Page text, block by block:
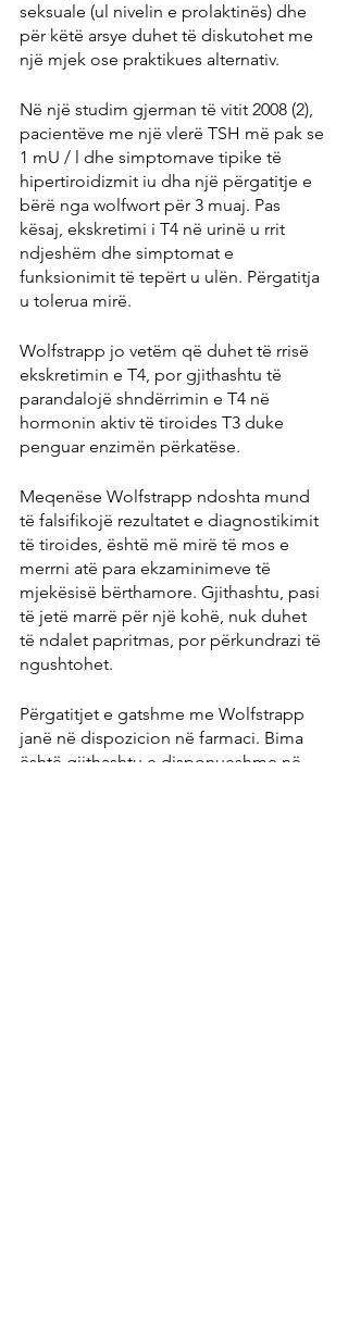
seksuale (ul nivelin e prolaktinës) dhe
për këtë arsye duhet të diskutohet me
një mjek ose praktikues alternativ.
Në një studim gjerman të vitit 2008 (2),
pacientëve me një vlerë TSH më pak se
1 mU / l dhe simptomave tipike të
hipertiroidizmit iu dha një përgatitje e
bërë nga wolfwort për 3 muaj. Pas
kësaj, ekskretimi i T4 në urinë u rrit
ndjeshëm dhe simptomat e
funksionimit të tepërt u ulën. Përgatitja
u tolerua mirë.
Wolfstrapp jo vetëm që duhet të rrisë
ekskretimin e T4, por gjithashtu të
parandalojë shndërrimin e T4 në
hormonin aktiv të tiroides T3 duke
penguar enzimën përkatëse.
Meqenëse Wolfstrapp ndoshta mund
të falsifikojë rezultatet e diagnostikimit
të tiroides, është më mirë të mos e
merrni atë para ekzaminimeve të
mjekësisë bërthamore. Gjithashtu, pasi
të jetë marrë për një kohë, nuk duhet
të ndalet papritmas, por përkundrazi të
ngushtohet.
Përgatitjet e gatshme me Wolfstrapp
janë në dispozicion në farmaci. Bima
është gjithashtu e disponueshme në